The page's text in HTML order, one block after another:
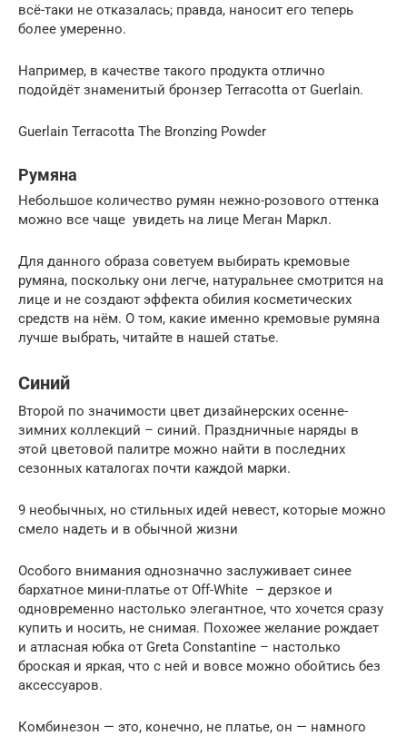
всё-таки не отказалась; правда, наносит его теперь
более умеренно.
Например, в качестве такого продукта отлично
подойдёт знаменитый бронзер Terracotta от Guerlain.
Guerlain Terracotta The Bronzing Powder
Румяна
Небольшое количество румян нежно-розового оттенка
можно все чаще увидеть на лице Меган Маркл.
Для данного образа советуем выбирать кремовые
румяна, поскольку они легче, натуральнее смотрится на
лице и не создают эффекта обилия косметических
средств на нём. О том, какие именно кремовые румяна
лучше выбрать, читайте в нашей статье.
Синий
Второй по значимости цвет дизайнерских осенне-
зимних коллекций – синий. Праздничные наряды в
этой цветовой палитре можно найти в последних
сезонных каталогах почти каждой марки.
9 необычных, но стильных идей невест, которые можно
смело надеть и в обычной жизни
Особого внимания однозначно заслуживает синее
бархатное мини-платье от Off-White – дерзкое и
одновременно настолько элегантное, что хочется сразу
купить и носить, не снимая. Похожее желание рождает
и атласная юбка от Greta Constantine – настолько
броская и яркая, что с ней и вовсе можно обойтись без
аксессуаров.
Комбинезон — это, конечно, не платье, он — намного